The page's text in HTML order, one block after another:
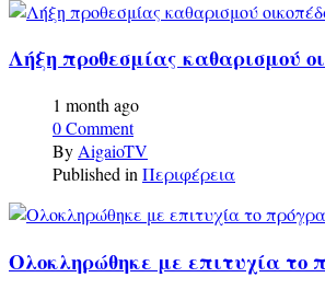
Λήξη προθεσμίας καθαρισμού
1 month ago
0 Comment
By AigaioTV
Published in Περιφέρεια
Ολοκληρώθηκε με επιτυχία το